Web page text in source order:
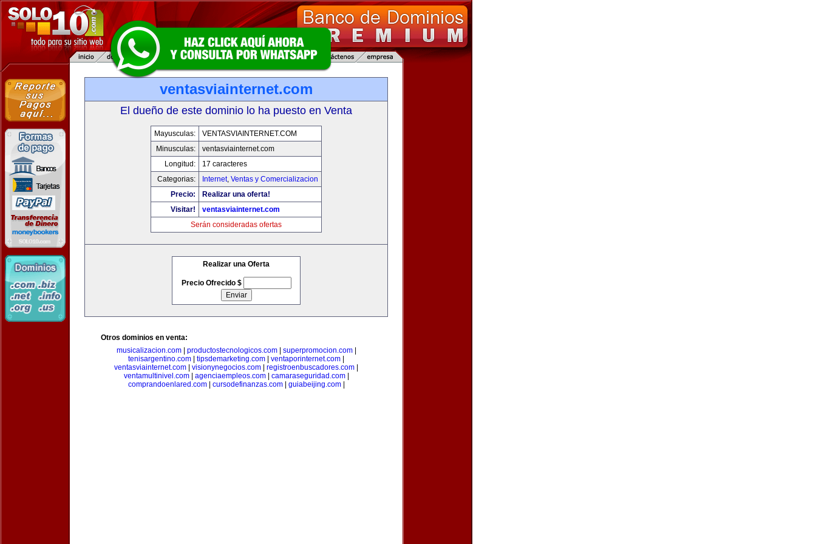
ventasviainternet.com
El dueño de este dominio lo ha puesto en Venta
Mayusculas:
VENTASVIAINTERNET.COM
Minusculas:
ventasviainternet.com
Longitud:
17 caracteres
Categorias:
Internet, Ventas y Comercializacion
Precio:
Realizar una oferta!
Visitar!
ventasviainternet.com
Serán consideradas ofertas
Realizar una Oferta
Precio Ofrecido $
Otros dominios en venta:
musicalizacion.com| productostecnologicos.com| superpromocion.com|
tenisargentino.com
tipsdemarketing.com ventaporinternet.com
ventasviainternet.com
visionynegocios.com registroenbuscadores.com
ventamultinivel.com| agenciaempleos.com| camaraseguridad.com|
comprandoenlared.com| cursodefinanzas.com| guiabeijing.com|